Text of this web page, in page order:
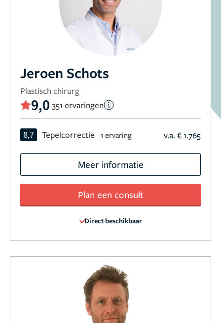
Jeroen Schots
Plastisch chirurg
9,0 351 ervaringen
8,7 Tepelcorrectie 1 ervaring v.a. € 1.765
Meer informatie
Plan een consult
Direct beschikbaar